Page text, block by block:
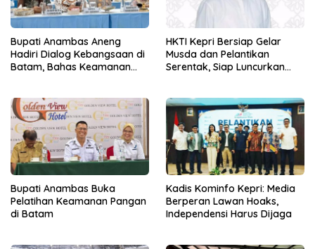
Bupati Anambas Aneng
Hadiri Dialog Kebangsaan di
Batam, Bahas Keamanan
HKTI Kepri Bersiap Gelar
Musda dan Pelantikan
Serentak, Siap Luncurkan
Bupati Anambas Buka
Pelatihan Keamanan Pangan
di Batam
Kadis Kominfo Kepri: Media
Berperan Lawan Hoaks,
Independensi Harus Dijaga